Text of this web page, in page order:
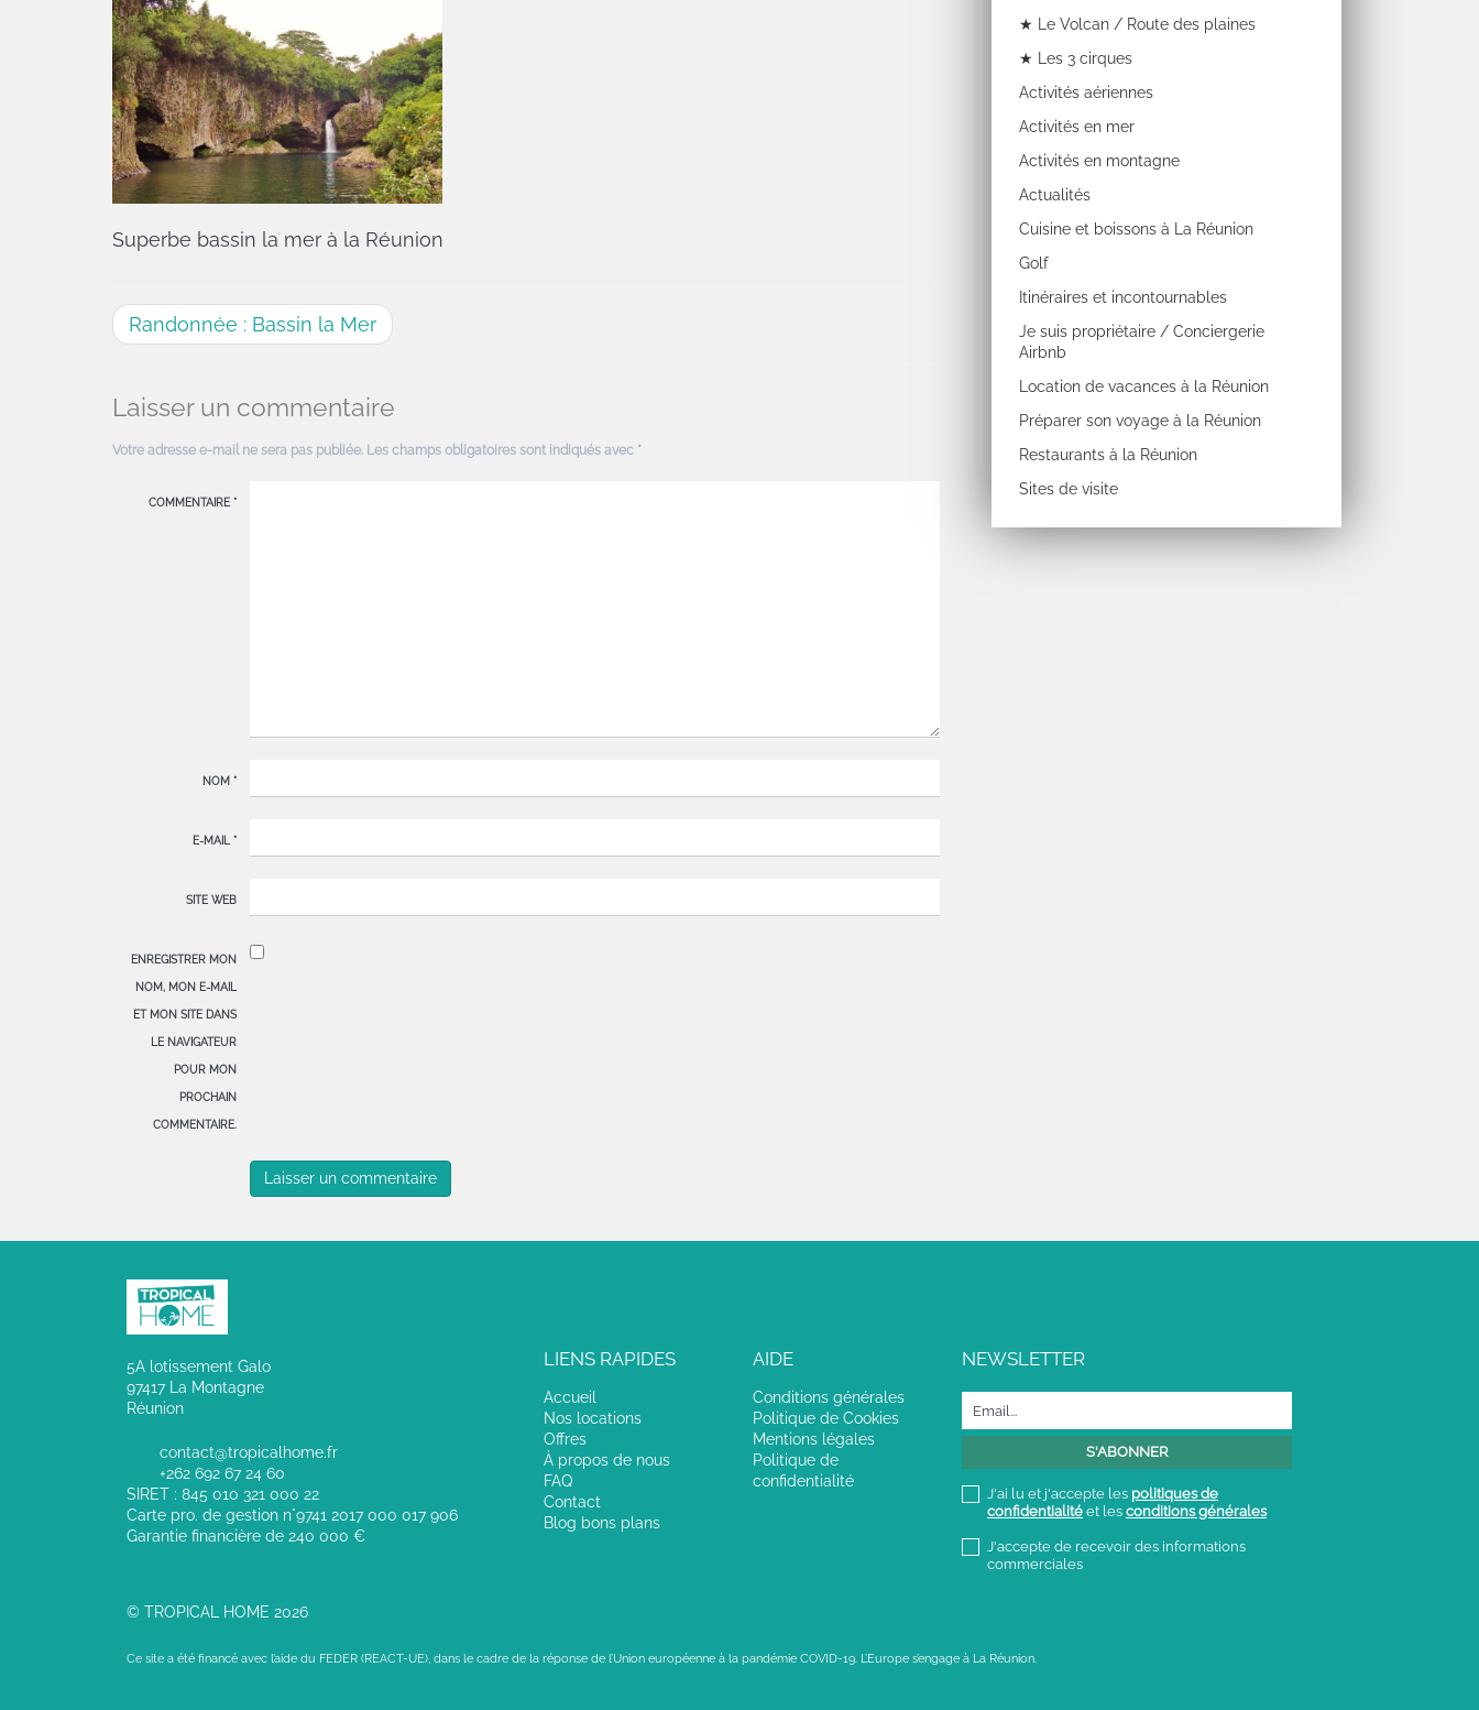
Superbe bassin la mer à la Réunion
Randonnée : Bassin la Mer
Laisser un commentaire
Votre adresse e-mail ne sera pas publiée. Les champs obligatoires sont indiqués avec *
COMMENTAIRE *
NOM *
E-MAIL *
SITE WEB
ENREGISTRER MON
NOM, MON E-MAIL
ET MON SITE DANS
LE NAVIGATEUR
POUR MON
PROCHAIN
COMMENTAIRE.
★ Le Volcan / Route des plaines
★ Les 3 cirques
Activités aériennes
Activités en mer
Activités en montagne
Actualités
Cuisine et boissons à La Réunion
Golf
Itinéraires et incontournables
Je suis propriétaire / Conciergerie
Airbnb
Location de vacances à la Réunion
Préparer son voyage à la Réunion
Restaurants à la Réunion
Sites de visite
5A lotissement Galo
97417 La Montagne
Réunion
contact@tropicalhome.fr
+262 692 67 24 60
SIRET : 845 010 321 000 22
Carte pro. de gestion n°9741 2017 000 017 906
Garantie financière de 240 000 €
© TROPICAL HOME 2026
LIENS RAPIDES
Accueil
Nos locations
Offres
À propos de nous
FAQ
Contact
Blog bons plans
AIDE
Conditions générales
Politique de Cookies
Mentions légales
Politique de
confidentialité
NEWSLETTER
J'ai lu et j'accepte les politiques de
confidentialitéet les conditions générales
J'accepte de recevoir des informations
commerciales
Ce site a été financé avec l’aide du FEDER (REACT-UE), dans le cadre de la réponse de l’Union européenne à la pandémie COVID-19. L’Europe s’engage à La Réunion.